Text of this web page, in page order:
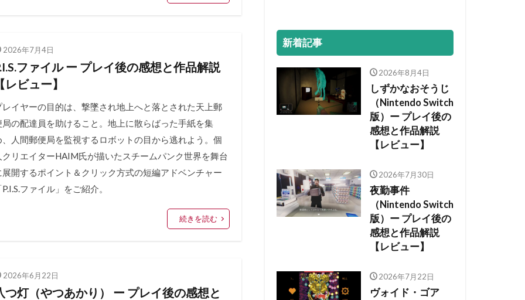
2026年7月4日
ファイル ー プレイ後の感想と作品解説
レビュー】
レイヤーの目的は、撃墜され地上へと落とされた天上郵
局の配達員を助けること。地上に散らばった手紙を集
、人間郵便局を監視するロボットの目から逃れよう。個
クリエイターHAIM氏が描いたスチームパンク世界を舞台
展開するポイント＆クリック方式の短編アドベンチャー
ファイル」をご紹介。
続きを読む
2026年6月22日
つ灯（やつあかり） ー プレイ後の感想と
新着記事
2026年8月4日
しずかなおそうじ
（Nintendo Switch
版）ー プレイ後の
感想と作品解説
【レビュー】
2026年7月30日
夜勤事件
（Nintendo Switch
版）ー プレイ後の
感想と作品解説
【レビュー】
2026年7月22日
ヴォイド・ゴア